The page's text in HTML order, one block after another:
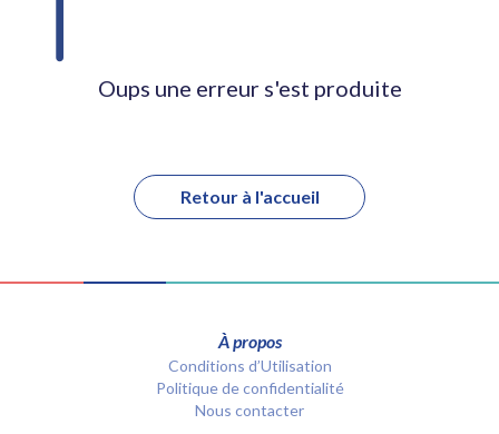
Oups une erreur s'est produite
Retour à l'accueil
À propos
Conditions d’Utilisation
Politique de confidentialité
Nous contacter